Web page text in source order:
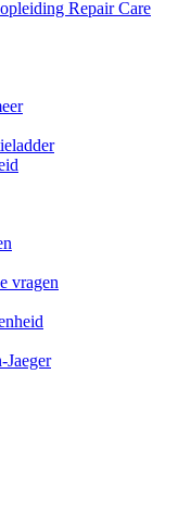
Repair Care
vragen